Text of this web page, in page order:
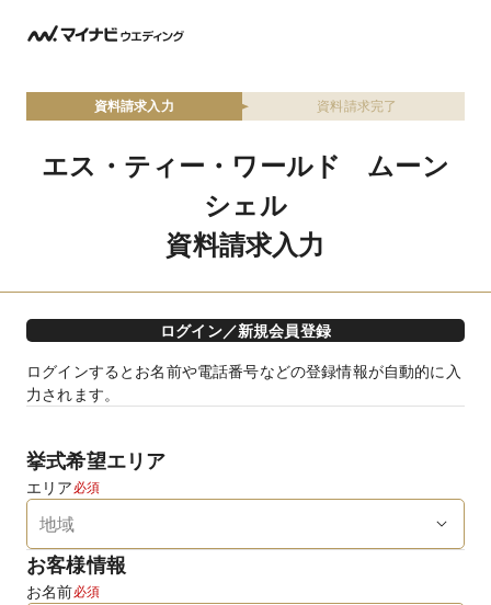
資料請求入力 資料請求完了
エス・ティー・ワールド ムーン
シェル
資料請求入力
ログイン／新規会員登録
ログインするとお名前や電話番号などの登録情報が自動的に入
力されます。
挙式希望エリア
エリア 必須
お客様情報
お名前必須